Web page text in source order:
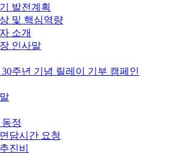
발전계획
및 핵심역량
소개
인사말
주년 기념 릴레이 기부 캠페인
정
담시간 요청
진비